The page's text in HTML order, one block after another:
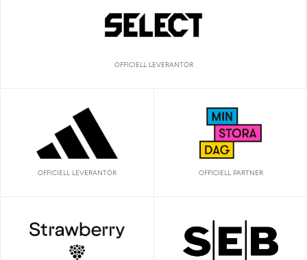
OFFICIELL LEVERANTÖR
OFFICIELL LEVERANTÖR OFFICIELL PARTNER